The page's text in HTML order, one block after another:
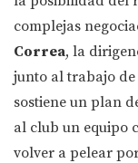
complejas
Correa, la
junto al trabajo de
sostiene un plan
al club un equipo
volver a pelear